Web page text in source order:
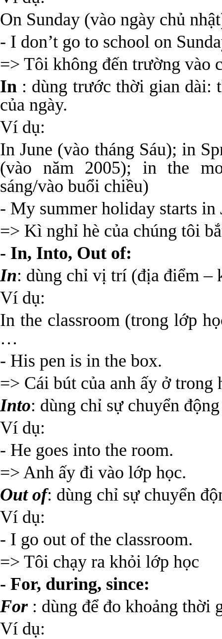
On Sunday (vào ngày chủ
- I don’t go to school on
=> Tôi không đến trường vào
In : dùng trước thời gian dài:
của ngày.
Ví dụ:
In June (vào tháng Sáu); in
(vào năm 2005); in the
sáng/vào buổi chiều)
- My summer holiday starts in
=> Kì nghỉ hè của chúng tôi
- In, Into, Out of:
In: dùng chỉ vị trí (địa điểm –
Ví dụ:
In the classroom (trong lớp
…
- His pen is in the box.
=> Cái bút của anh ấy ở trong
Into: dùng chỉ sự chuyển
Ví dụ:
- He goes into the room.
=> Anh ấy đi vào lớp học.
Out of: dùng chỉ sự chuyển
Ví dụ:
- I go out of the classroom.
=> Tôi chạy ra khỏi lớp học
- For, during, since:
For: dùng để đo khoảng thời
Ví dụ: